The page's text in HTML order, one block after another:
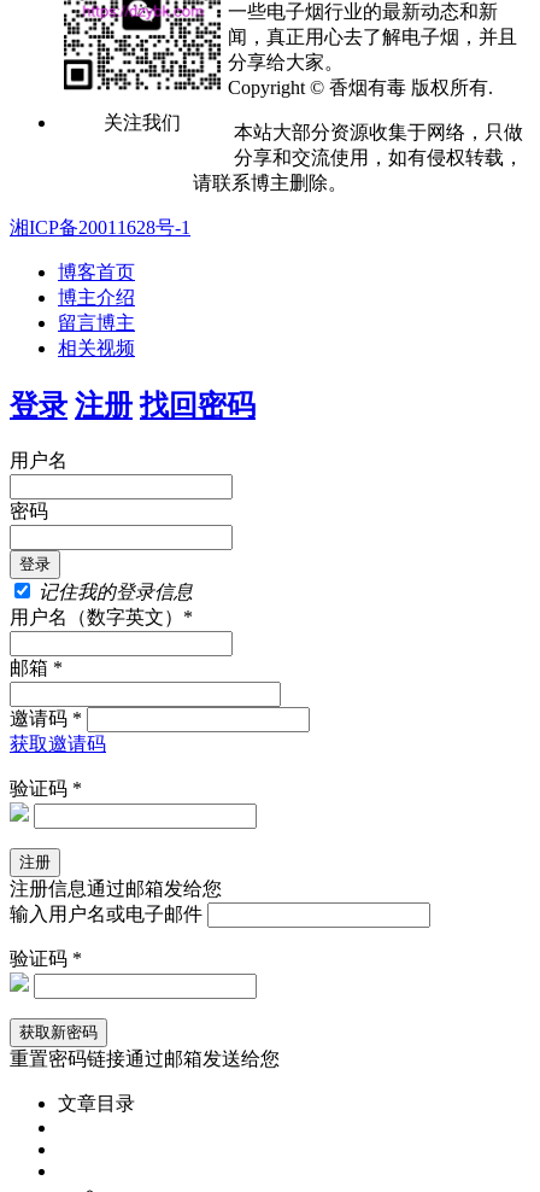
关注我们
一些电子烟行业的最新动态和新
闻，真正用心去了解电子烟，并且
分享给大家。
Copyright © 香烟有毒 版权所有.
本站大部分资源收集于网络，只做
分享和交流使用，如有侵权转载，
请联系博主删除。
湘ICP备20011628号-1
博客首页
博主介绍
留言博主
相关视频
登录 注册 找回密码
用户名
密码
记住我的登录信息
用户名（数字英文）*
邮箱 *
邀请码 *
获取邀请码
验证码 *
注册信息通过邮箱发给您
输入用户名或电子邮件
验证码 *
重置密码链接通过邮箱发送给您
文章目录